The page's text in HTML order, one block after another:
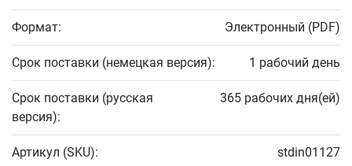
Формат: Электронный (PDF)
Срок поставки (немецкая версия): 1 рабочий день
Срок поставки (русская
версия):
365 рабочих дня(ей)
Артикул (SKU): stdin01127